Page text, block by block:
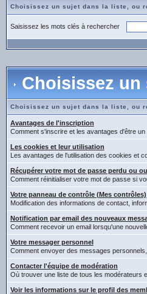
Choisissez un sujet dans la liste, ou
Saisissez les mots clés à rechercher
Choisissez un
Choisissez un sujet dans la liste, ou
Avantages de l'inscription
Comment s'inscrire et les avantages d'être un
Les cookies et leur utilisation
Les avantages de l'utilisation des cookies et
Récupérer votre mot de passe perdu ou
Comment réinitialiser votre mot de passe si
Votre panneau de contrôle (Mes contrôles)
Modification des informations de contact,
Notification par email des nouveaux
Comment recevoir un email lorsqu'une
Votre messager personnel
Comment envoyer des messages
Contacter l'équipe de modération
Où trouver une liste de tous les modérateurs
Voir les informations sur le profil des